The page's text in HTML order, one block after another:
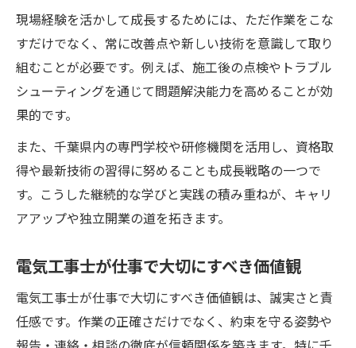
ピンチを乗り越える電気工事士の対応力
電気工事士が続けるために大切な人間関係
現場経験を活かして成長するためには、ただ作業をこな
すだけでなく、常に改善点や新しい技術を意識して取り
組むことが必要です。例えば、施工後の点検やトラブル
シューティングを通じて問題解決能力を高めることが効
果的です。
また、千葉県内の専門学校や研修機関を活用し、資格取
得や最新技術の習得に努めることも成長戦略の一つで
す。こうした継続的な学びと実践の積み重ねが、キャリ
アアップや独立開業の道を拓きます。
電気工事士が仕事で大切にすべき価値観
電気工事士が仕事で大切にすべき価値観は、誠実さと責
任感です。作業の正確さだけでなく、約束を守る姿勢や